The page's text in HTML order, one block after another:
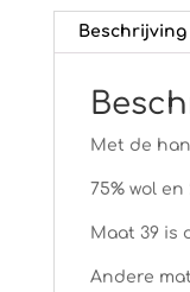
Beschrijving
Met de
75% wol
Maat 39 is
Andere